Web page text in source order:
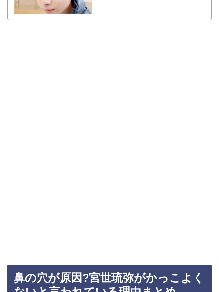
鼻の穴が原因?宮世琉弥がかっこよく